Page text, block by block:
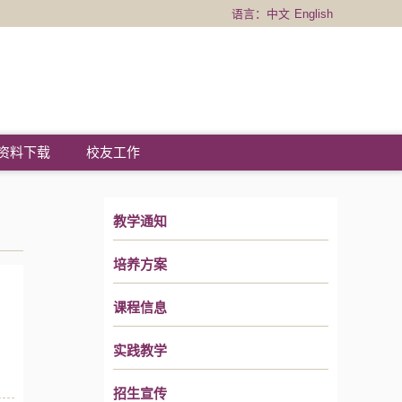
语言： 中文 English
料下载 校友工作
教学通知
培养方案
课程信息
实践教学
招生宣传